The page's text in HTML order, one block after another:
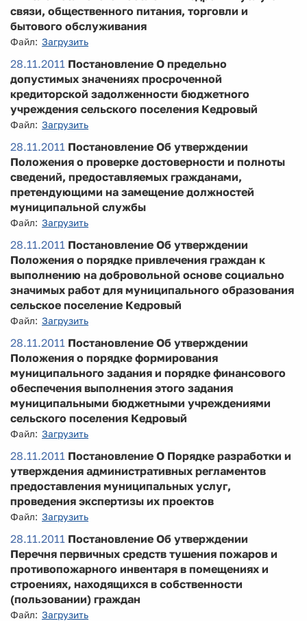
связи, общественного питания, торговли и
бытового обслуживания
Файл: Загрузить
28.11.2011 Постановление О предельно
допустимых значениях просроченной
кредиторской задолженности бюджетного
учреждения сельского поселения Кедровый
Файл: Загрузить
28.11.2011 Постановление Об утверждении
Положения о проверке достоверности и полноты
сведений, предоставляемых гражданами,
претендующими на замещение должностей
муниципальной службы
Файл: Загрузить
28.11.2011 Постановление Об утверждении
Положения о порядке привлечения граждан к
выполнению на добровольной основе социально
значимых работ для муниципального образования
сельское поселение Кедровый
Файл: Загрузить
28.11.2011 Постановление Об утверждении
Положения о порядке формирования
муниципального задания и порядке финансового
обеспечения выполнения этого задания
муниципальными бюджетными учреждениями
сельского поселения Кедровый
Файл: Загрузить
28.11.2011 Постановление О Порядке разработки и
утверждения административных регламентов
предоставления муниципальных услуг,
проведения экспертизы их проектов
Файл: Загрузить
28.11.2011 Постановление Об утверждении
Перечня первичных средств тушения пожаров и
противопожарного инвентаря в помещениях и
строениях, находящихся в собственности
(пользовании) граждан
Файл: Загрузить